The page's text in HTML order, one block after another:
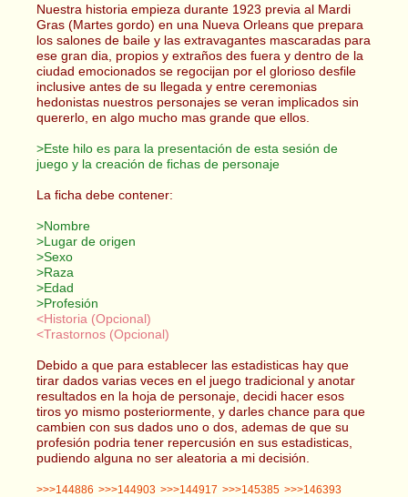
Nuestra historia empieza durante 1923 previa al Mardi
Gras (Martes gordo) en una Nueva Orleans que prepara
los salones de baile y las extravagantes mascaradas para
ese gran dia, propios y extraños des fuera y dentro de la
ciudad emocionados se regocijan por el glorioso desfile
inclusive antes de su llegada y entre ceremonias
hedonistas nuestros personajes se veran implicados sin
quererlo, en algo mucho mas grande que ellos.
>Este hilo es para la presentación de esta sesión de
juego y la creación de fichas de personaje
La ficha debe contener:
>Nombre
>Lugar de origen
>Sexo
>Raza
>Edad
>Profesión
<Historia (Opcional)
<Trastornos (Opcional)
Debido a que para establecer las estadisticas hay que
tirar dados varias veces en el juego tradicional y anotar
resultados en la hoja de personaje, decidi hacer esos
tiros yo mismo posteriormente, y darles chance para que
cambien con sus dados uno o dos, ademas de que su
profesión podria tener repercusión en sus estadisticas,
pudiendo alguna no ser aleatoria a mi decisión.
>>>144886 >>>144903 >>>144917 >>>145385 >>>146393